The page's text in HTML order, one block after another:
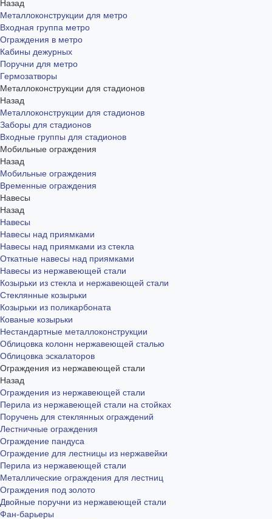
Металлоконструкции для метро
Входная группа метро
Ограждения в метро
Кабины дежурных
Поручни для метро
Гермозатворы
Металлоконструкции для стадионов
Назад
Металлоконструкции для стадионов
Заборы для стадионов
Входные группы для стадионов
Мобильные ограждения
Назад
Мобильные ограждения
Временные ограждения
Навесы
Назад
Навесы
Навесы над приямками
Навесы над приямками из стекла
Откатные навесы над приямками
Навесы из нержавеющей стали
Козырьки из стекла и нержавеющей стали
Стеклянные козырьки
Козырьки из поликарбоната
Кованые козырьки
Нестандартные металлоконструкции
Облицовка колонн нержавеющей сталью
Облицовка эскалаторов
Ограждения из нержавеющей стали
Назад
Ограждения из нержавеющей стали
Перила из нержавеющей стали на стойках
Поручень для стеклянных ограждений
Лестничные ограждения
Ограждение пандуса
Ограждение для лестницы из нержавейки
Перила из нержавеющей стали
Металлические ограждения для лестниц
Ограждения под золото
Двойные поручни из нержавеющей стали
Фан-барьеры